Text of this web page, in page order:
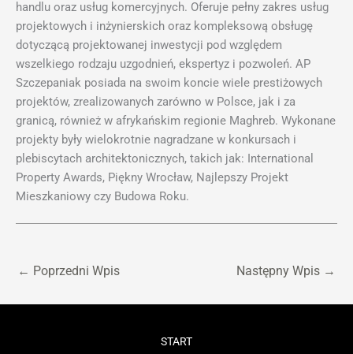
handlu oraz usług komercyjnych. Oferuje pełny zakres usług
projektowych i inżynierskich oraz kompleksową obsługę
dotyczącą projektowanej inwestycji pod względem
wszelkiego rodzaju uzgodnień, ekspertyz i pozwoleń. AP
Szczepaniak posiada na swoim koncie wiele prestiżowych
projektów, zrealizowanych zarówno w Polsce, jak i za
granicą, również w afrykańskim regionie Maghreb. Wykonane
projekty były wielokrotnie nagradzane w konkursach i
plebiscytach architektonicznych, takich jak: International
Property Awards, Piękny Wrocław, Najlepszy Projekt
Mieszkaniowy czy Budowa Roku.
← Poprzedni Wpis Następny Wpis →
START